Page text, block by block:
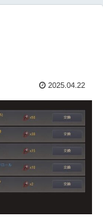
2025.04.22